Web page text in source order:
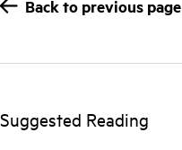
Back to previous page
Suggested Reading